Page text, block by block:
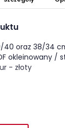
40 oraz 38/34
okleinowany /
- złoty